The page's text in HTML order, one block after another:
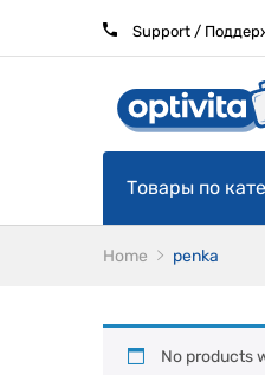
Support /
Товары по
Home penka
No products